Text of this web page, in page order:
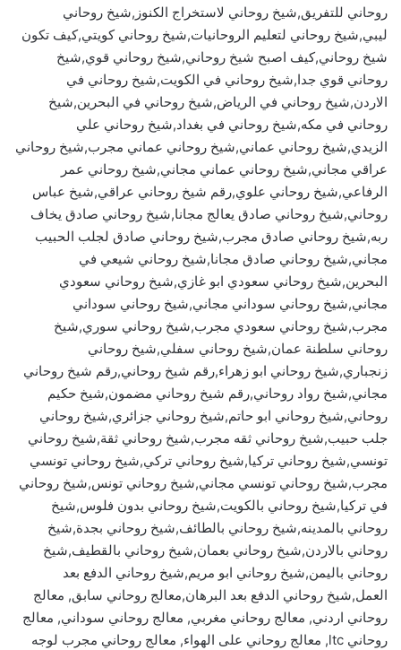
روحاني للتفريق,شيخ روحاني لاستخراج الكنوز,شيخ روحاني
ليبي,شيخ روحاني لتعليم الروحانيات,شيخ روحاني كويتي,كيف تكون
شيخ روحاني,كيف اصبح شيخ روحاني,شيخ روحاني قوي,شيخ
روحاني قوي جدا,شيخ روحاني في الكويت,شيخ روحاني في
الاردن,شيخ روحاني في الرياض,شيخ روحاني في البحرين,شيخ
روحاني في مكه,شيخ روحاني في بغداد,شيخ روحاني علي
الزيدي,شيخ روحاني عماني,شيخ روحاني عماني مجرب,شيخ روحاني
عراقي مجاني,شيخ روحاني عماني مجاني,شيخ روحاني عمر
الرفاعي,شيخ روحاني علوي,رقم شيخ روحاني عراقي,شيخ عباس
روحاني,شيخ روحاني صادق يعالج مجانا,شيخ روحاني صادق يخاف
ربه,شيخ روحاني صادق مجرب,شيخ روحاني صادق لجلب الحبيب
مجاني,شيخ روحاني صادق مجانا,شيخ روحاني شيعي في
البحرين,شيخ روحاني سعودي ابو غازي,شيخ روحاني سعودي
مجاني,شيخ روحاني سوداني مجاني,شيخ روحاني سوداني
مجرب,شيخ روحاني سعودي مجرب,شيخ روحاني سوري,شيخ
روحاني سلطنة عمان,شيخ روحاني سفلي,شيخ روحاني
زنجباري,شيخ روحاني ابو زهراء,رقم شيخ روحاني,رقم شيخ روحاني
مجاني,شيخ رواد روحاني,رقم شيخ روحاني مضمون,شيخ حكيم
روحاني,شيخ روحاني ابو حاتم,شيخ روحاني جزائري,شيخ روحاني
جلب حبيب,شيخ روحاني ثقه مجرب,شيخ روحاني ثقة,شيخ روحاني
تونسي,شيخ روحاني تركيا,شيخ روحاني تركي,شيخ روحاني تونسي
مجرب,شيخ روحاني تونسي مجاني,شيخ روحاني تونس,شيخ روحاني
في تركيا,شيخ روحاني بالكويت,شيخ روحاني بدون فلوس,شيخ
روحاني بالمدينه,شيخ روحاني بالطائف,شيخ روحاني بجدة,شيخ
روحاني بالاردن,شيخ روحاني بعمان,شيخ روحاني بالقطيف,شيخ
روحاني باليمن,شيخ روحاني ابو مريم,شيخ روحاني الدفع بعد
العمل,شيخ روحاني الدفع بعد البرهان,معالج روحاني سابق, معالج
روحاني اردني, معالج روحاني مغربي, معالج روحاني سوداني, معالج
روحاني ltc, معالج روحاني على الهواء, معالج روحاني مجرب لوجه